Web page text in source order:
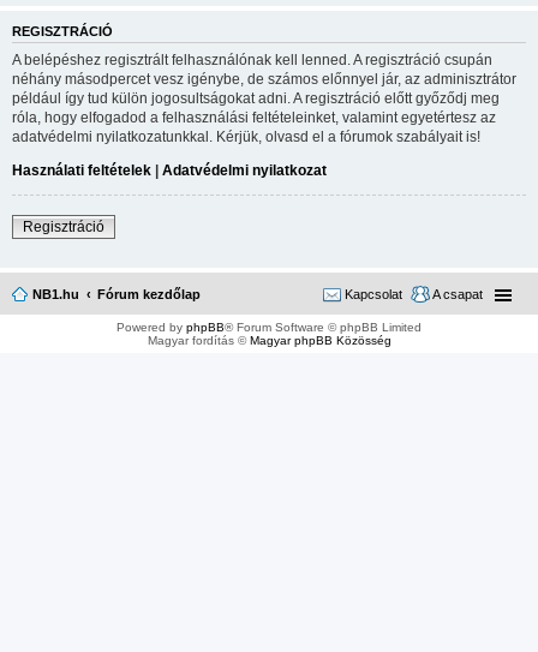
REGISZTRÁCIÓ
A belépéshez regisztrált felhasználónak kell lenned. A regisztráció csupán
néhány másodpercet vesz igénybe, de számos előnnyel jár, az adminisztrátor
például így tud külön jogosultságokat adni. A regisztráció előtt győződj meg
róla, hogy elfogadod a felhasználási feltételeinket, valamint egyetértesz az
adatvédelmi nyilatkozatunkkal. Kérjük, olvasd el a fórumok szabályait is!
Használati feltételek | Adatvédelmi nyilatkozat
Regisztráció
NB1.hu Fórum kezdőlap A csapat
Kapcsolat
Powered by phpBB® Forum Software © phpBB Limited
Magyar fordítás ©Magyar phpBB Közösség